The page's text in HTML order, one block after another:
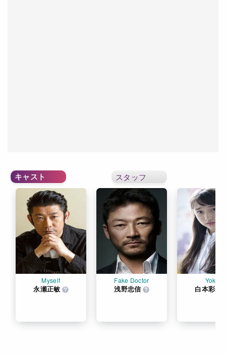
スタッフ
キャスト
Myself
永瀬正敏
Fake Doctor
浅野忠信
Yoko
白本彩奈